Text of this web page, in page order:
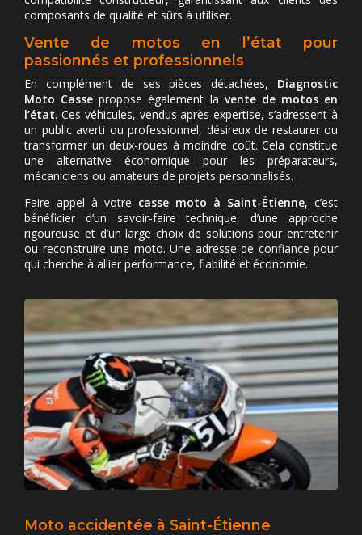
composants de qualité et sûrs à utiliser.
Vente de motos en l’état pour
passionnés et professionnels
En complément de ses pièces détachées, Diagnostic
Moto Casse propose également la vente de motos en
l’état. Ces véhicules, vendus après expertise, s’adressent à
un public averti ou professionnel, désireux de restaurer ou
transformer un deux-roues à moindre coût. Cela constitue
une alternative économique pour les préparateurs,
mécaniciens ou amateurs de projets personnalisés.
Faire appel à votre casse moto à Saint-Étienne, c’est
bénéficier d’un savoir-faire technique, d’une approche
rigoureuse et d’un large choix de solutions pour entretenir
ou reconstruire une moto. Une adresse de confiance pour
qui cherche à allier performance, fiabilité et économie.
Moto accidentée à Saint-Étienne